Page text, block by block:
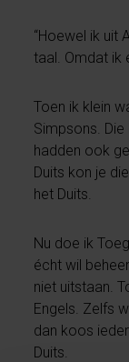
“Hoewel ik uit
taal. Omdat ik
Toen ik klein
Simpsons.
hadden ook
Duits kon je
het Duits.
Nu doe ik
écht wil
niet uitstaan.
Engels. Zelfs
dan koos
Duits.